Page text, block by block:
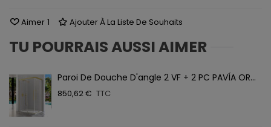
Aimer 1 Ajouter À La Liste De Souhaits
TU POURRAIS AUSSI AIMER
Paroi De Douche D'angle 2 VF + 2 PC PAVÍA OR...
850,62 € TTC